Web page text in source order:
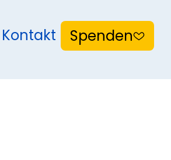
Kontakt Spenden